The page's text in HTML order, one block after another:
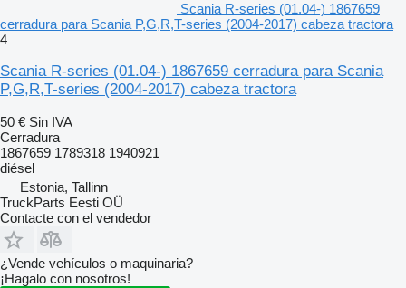
Scania R-series (01.04-) 1867659
cerradura para Scania P,G,R,T-series (2004-2017) cabeza tractora
4
Scania R-series (01.04-) 1867659 cerradura para Scania
P,G,R,T-series (2004-2017) cabeza tractora
50 € Sin IVA
Cerradura
1867659 1789318 1940921
diésel
Estonia, Tallinn
TruckParts Eesti OÜ
Contacte con el vendedor
¿Vende vehículos o maquinaria?
¡Hagalo con nosotros!